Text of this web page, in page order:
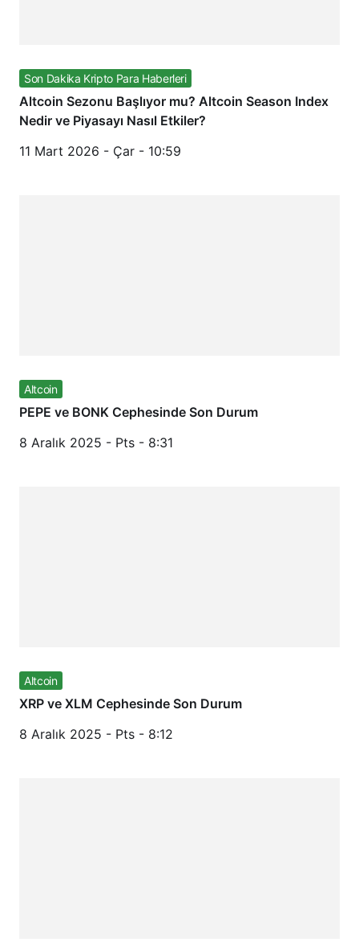
Son Dakika Kripto Para Haberleri
Altcoin Sezonu Başlıyor mu? Altcoin Season Index
Nedir ve Piyasayı Nasıl Etkiler?
11 Mart 2026 - Çar - 10:59
Altcoin
PEPE ve BONK Cephesinde Son Durum
8 Aralık 2025 - Pts - 8:31
Altcoin
XRP ve XLM Cephesinde Son Durum
8 Aralık 2025 - Pts - 8:12